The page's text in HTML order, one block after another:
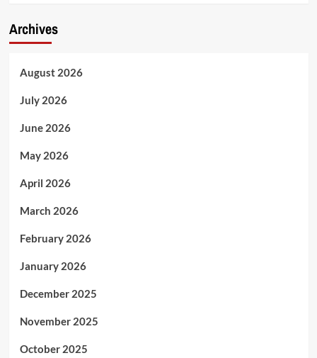
Archives
August 2026
July 2026
June 2026
May 2026
April 2026
March 2026
February 2026
January 2026
December 2025
November 2025
October 2025